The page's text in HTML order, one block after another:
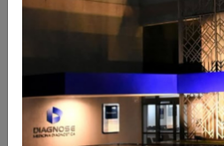
Suspeito